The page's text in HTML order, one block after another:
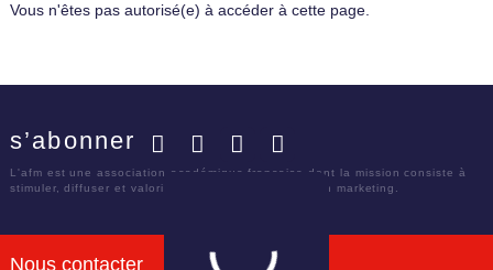
Vous n'êtes pas autorisé(e) à accéder à cette page.
s’abonner
L'afm est une association académique française dont la mission consiste à
stimuler, diffuser et valoriser le savoir scientifique en marketing.
Nous contacter